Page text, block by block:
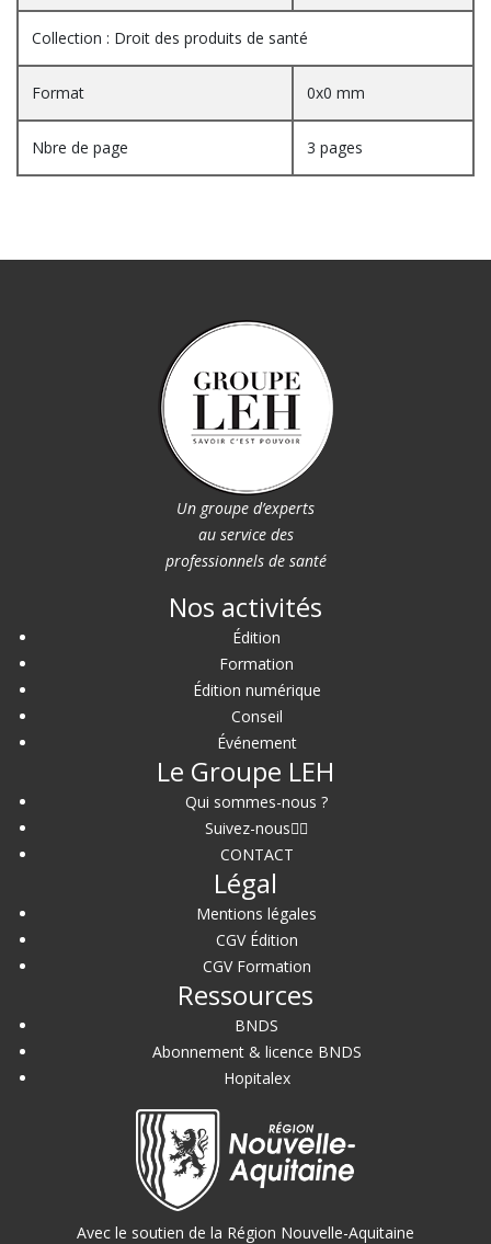
Collection : Droit des produits de santé
Format 0x0 mm
Nbre de page 3 pages
Un groupe d’experts
au service des
professionnels de santé
Nos activités
Édition
Formation
Édition numérique
Conseil
Événement
Le Groupe LEH
Qui sommes-nous ?
Suivez-nous
CONTACT
Légal
Mentions légales
CGV Édition
CGV Formation
Ressources
BNDS
Abonnement & licence BNDS
Hopitalex
Avec le soutien de la Région Nouvelle-Aquitaine